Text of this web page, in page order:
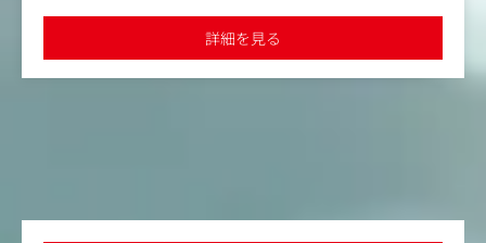
＜主要なクライアントと、実績＞
●平均勤続年数は12年、離職率は平均を大きく下回り、また繁忙
期を除き、通常時は19～20時に帰宅する就業環境のため、長く就
業できる環境があります
詳細を見る